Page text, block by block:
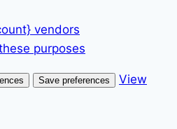
vendors
purposes
Save preferences
View